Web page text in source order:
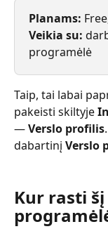
Planams:
Veikia su:
programėlė
Taip, tai labai
pakeisti skiltyje
— Verslo profilis
dabartinį Verslo
Kur rasti